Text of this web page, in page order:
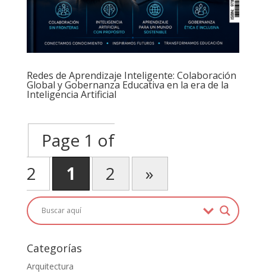
Redes de Aprendizaje Inteligente: Colaboración
Global y Gobernanza Educativa en la era de la
Inteligencia Artificial
Page 1 of
2
1 2 »
Categorías
Arquitectura